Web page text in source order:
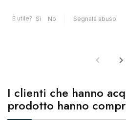
È utile? Sì No Segnala abuso
I clienti che hanno
prodotto hanno